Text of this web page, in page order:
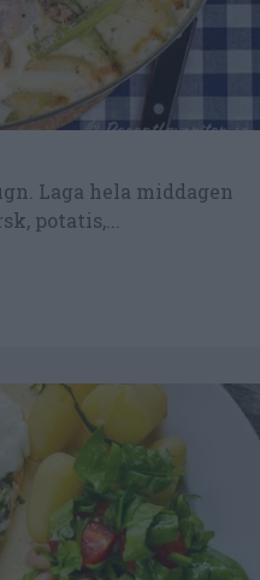
Laga hela middagen
potatis,...